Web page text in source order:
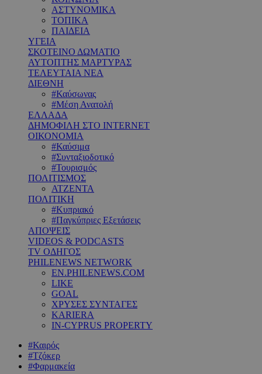
ΑΣΤΥΝΟΜΙΚΑ
ΤΟΠΙΚΑ
ΠΑΙΔΕΙΑ
ΥΓΕΙΑ
ΣΚΟΤΕΙΝΟ ΔΩΜΑΤΙΟ
ΑΥΤΟΠΤΗΣ ΜΑΡΤΥΡΑΣ
ΤΕΛΕΥΤΑΙΑ ΝΕΑ
ΔΙΕΘΝΗ
#Καύσωνας
#Μέση Ανατολή
ΕΛΛΑΔΑ
ΔΗΜΟΦΙΛΗ ΣΤΟ INTERNET
ΟΙΚΟΝΟΜΙΑ
#Καύσιμα
#Συνταξιοδοτικό
#Τουρισμός
ΠΟΛΙΤΙΣΜΟΣ
ΑΤΖΕΝΤΑ
ΠΟΛΙΤΙΚΗ
#Κυπριακό
#Παγκύπριες Εξετάσεις
ΑΠΟΨΕΙΣ
VIDEOS & PODCASTS
TV ΟΔΗΓΟΣ
PHILENEWS NETWORK
EN.PHILENEWS.COM
LIKE
GOAL
ΧΡΥΣΕΣ ΣΥΝΤΑΓΕΣ
KARIERA
IN-CYPRUS PROPERTY
#Καιρός
#Τζόκερ
#Φαρμακεία